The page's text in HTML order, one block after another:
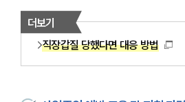
더보기
직장갑질 당했다면 대응 방법